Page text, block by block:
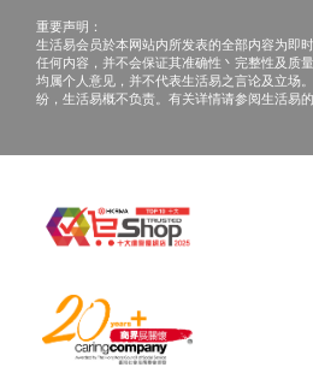
重要声明：
生活易会员於本网站内所发表的全部内容为即
任何内容，并不会保证其准确性丶完整性及质
均属个人意见，并不代表生活易之言论及立场
纷，生活易概不负责。有关详情请参阅生活易的